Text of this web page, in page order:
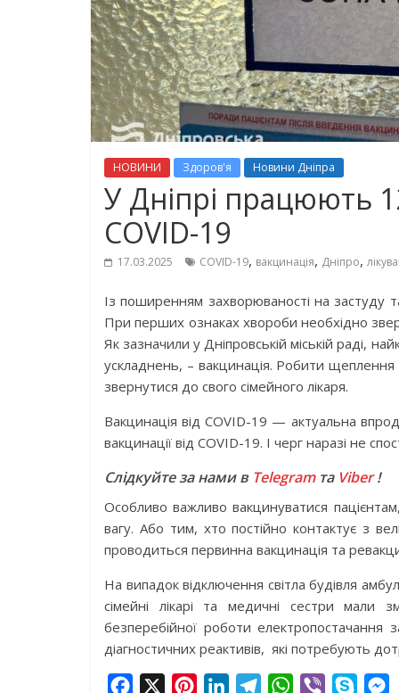
НОВИНИ Здоров'я Новини Дніпра
У Дніпрі працюють
COVID-19
17.03.2025 COVID-19, вакцинація, Дніпро,
Із поширенням захворюваності на застуду
При перших ознаках хвороби необхідно
Як зазначили у Дніпровській міській раді,
ускладнень, – вакцинація. Робити
звернутися до свого сімейного лікаря.
Вакцинація від COVID-19 — актуальна
вакцинації від COVID-19. І черг наразі не
Слідкуйте за нами в Telegramта Viber!
Особливо важливо вакцинуватися
вагу. Або тим, хто постійно контактує з
проводиться первинна вакцинація та
На випадок відключення світла будівля
сімейні лікарі та медичні сестри мали
безперебійної роботи електропостачання
діагностичних реактивів, які потребують
W